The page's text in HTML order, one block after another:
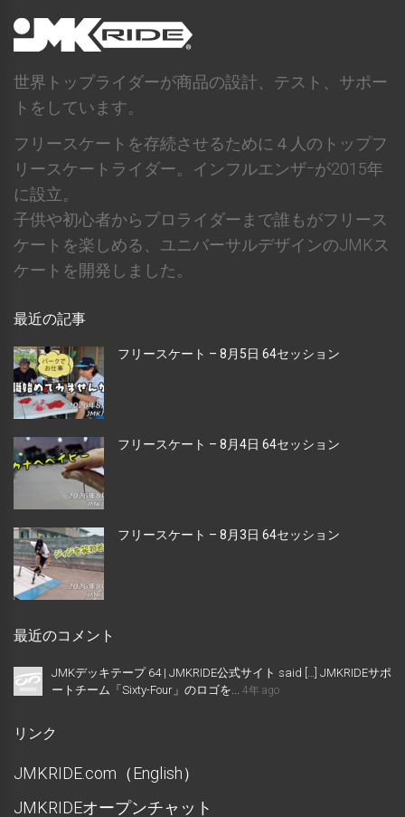
世界トップライダーが商品の設計、テスト、サポー
トをしています。
フリースケートを存続させるために４人のトップフ
リースケートライダー。インフルエンザｰが2015年
に設立。
子供や初心者からプロライダーまで誰もがフリース
ケートを楽しめる、ユニバーサルデザインのJMKス
ケートを開発しました。
最近の記事
フリースケート – 8月5日 64セッション
フリースケート – 8月4日 64セッション
フリースケート – 8月3日 64セッション
最近のコメント
JMKデッキテープ 64 | JMKRIDE公式サイト said […] JMKRIDEサポ
ートチーム「Sixty-Four」のロゴを...
4年 ago
リンク
JMKRIDE.com（English）
JMKRIDEオープンチャット